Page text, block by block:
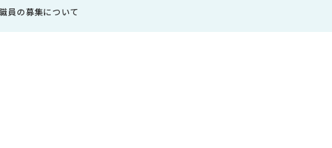
員の募集について